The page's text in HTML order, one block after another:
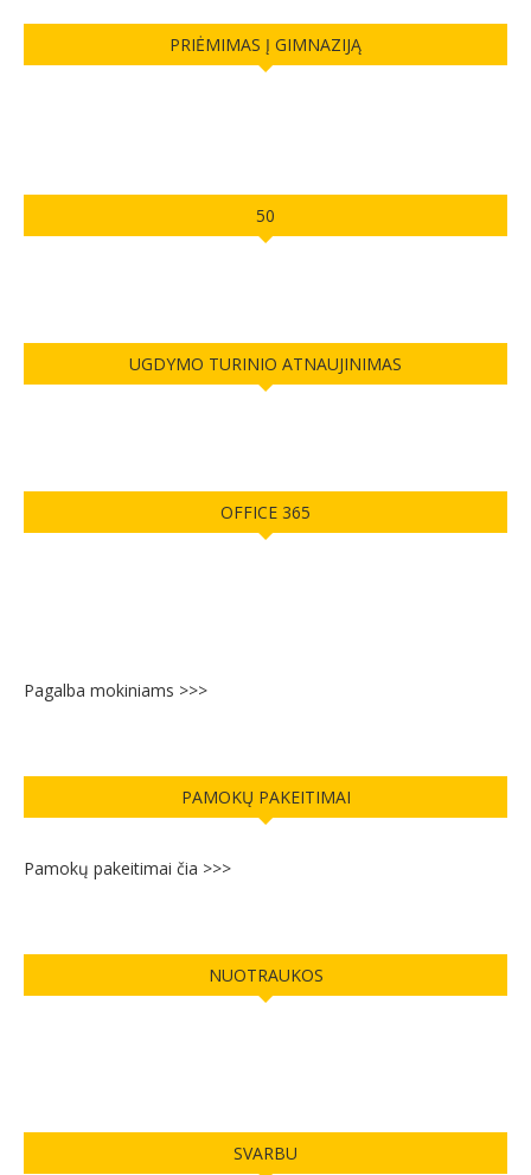
PRIĖMIMAS Į GIMNAZIJĄ
50
UGDYMO TURINIO ATNAUJINIMAS
OFFICE 365
Pagalba mokiniams >>>
PAMOKŲ PAKEITIMAI
Pamokų pakeitimai čia >>>
NUOTRAUKOS
SVARBU